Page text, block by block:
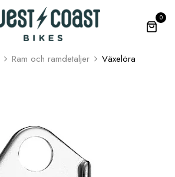
0
Ram och ramdetaljer
Växelöra